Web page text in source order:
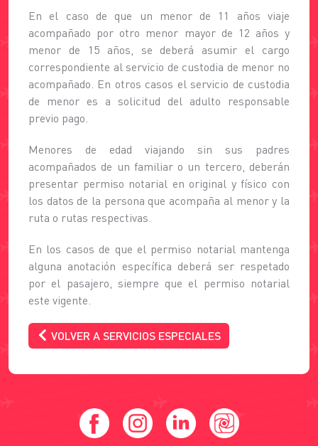
En el caso de que un menor de 11 años viaje
acompañado por otro menor mayor de 12 años y
menor de 15 años, se deberá asumir el cargo
correspondiente al servicio de custodia de menor no
acompañado. En otros casos el servicio de custodia
de menor es a solicitud del adulto responsable
previo pago.
Menores de edad viajando sin sus padres
acompañados de un familiar o un tercero, deberán
presentar permiso notarial en original y físico con
los datos de la persona que acompaña al menor y la
ruta o rutas respectivas.
En los casos de que el permiso notarial mantenga
alguna anotación específica deberá ser respetado
por el pasajero, siempre que el permiso notarial
este vigente.
VOLVER A SERVICIOS ESPECIALES